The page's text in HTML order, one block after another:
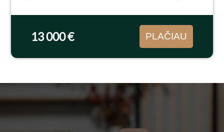
priklauso sklepas. Jei būtų žmogus rimtai
13 000 € PLAČIAU